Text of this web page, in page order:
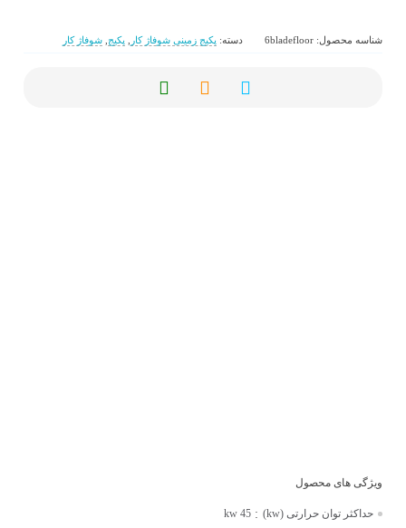
شناسه محصول: 6bladefloor دسته: پکیج زمینی شوفاژ کار پکیج شوفاژ کار
حداکثر توان حرارتی (kw) :
45 kw